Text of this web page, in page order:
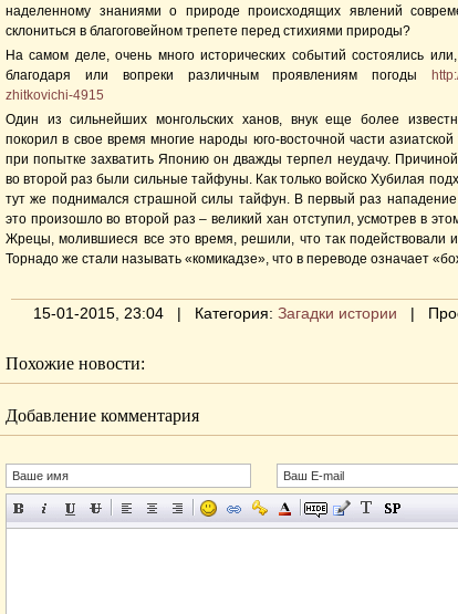
наделенному знаниями о природе происходящих явлений
склониться в благоговейном трепете перед стихиями природы?
На самом деле, очень много исторических событий состоялись
благодаря или вопреки различным проявлениям погоды
zhitkovichi-4915
Один из сильнейших монгольских ханов, внук еще более
покорил в свое время многие народы юго-восточной части
при попытке захватить Японию он дважды терпел неудачу.
во второй раз были сильные тайфуны. Как только войско Хубилая
тут же поднимался страшной силы тайфун. В первый раз
это произошло во второй раз – великий хан отступил, усмотрев в
Жрецы, молившиеся все это время, решили, что так подействовали
Торнадо же стали называть «комикадзе», что в переводе означает
15-01-2015, 23:04 | Категория: Загадки истории |
Похожие новости:
Добавление комментария